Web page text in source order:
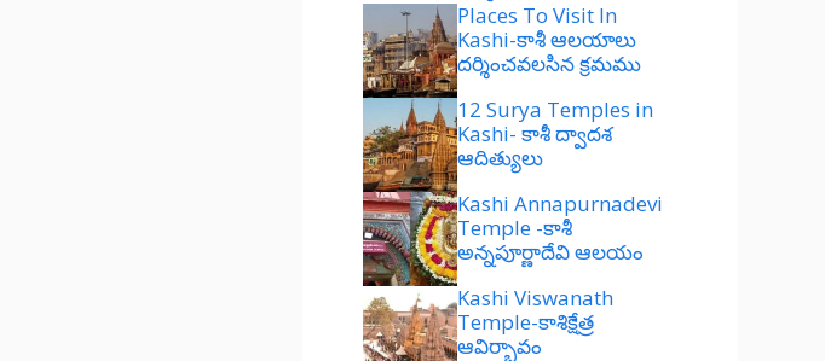
Places To Visit In
Kashi-కాశీ ఆలయాలు
దర్శించవలసిన క్రమము
12 Surya Temples in
Kashi- కాశీ ద్వాదశ
ఆదిత్యులు
Kashi Annapurnadevi
Temple -కాశీ
అన్నపూర్ణాదేవి ఆలయం
Kashi Viswanath
Temple-కాశిక్షేత్ర
ఆవిర్భావం